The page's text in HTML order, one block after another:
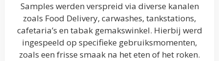
Samples werden verspreid via diverse kanalen
zoals Food Delivery, carwashes, tankstations,
cafetaria’s en tabak gemakswinkel. Hierbij werd
ingespeeld op specifieke gebruiksmomenten,
zoals een frisse smaak na het eten of het roken.